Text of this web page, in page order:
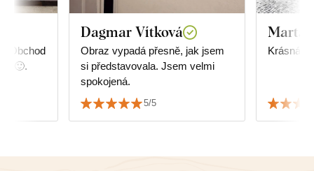
Obchod
Dagmar Vítková
Obraz vypadá přesně, jak jsem
si představovala. Jsem velmi
spokojená.
5/5
Marta
Krásná